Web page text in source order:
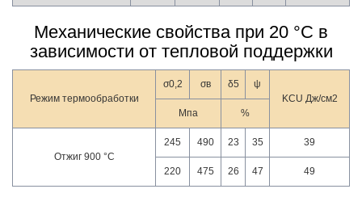
Механические свойства при 20 °С в
зависимости от тепловой поддержки
Режим термообработки
σ0,2 σв δ5
ψ
KCU Дж/см2
Мпа
%
Отжиг 900 °С
245 490 23 35 39
220 475 26 47 49